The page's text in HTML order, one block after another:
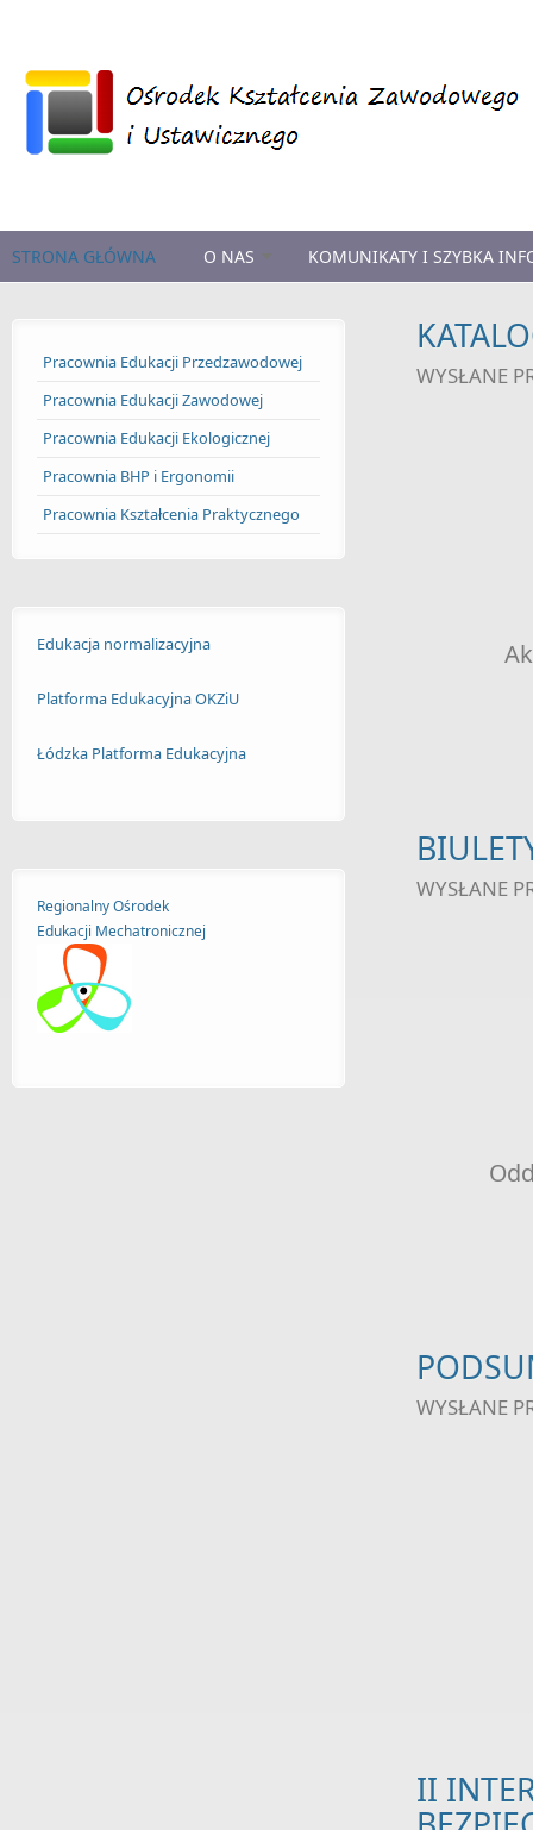
STRONA GŁÓWNA O NAS KOMUNIKATY I SZYBKA
Pracownia Edukacji Przedzawodowej
Pracownia Edukacji Zawodowej
Pracownia Edukacji Ekologicznej
Pracownia BHP i Ergonomii
Pracownia Kształcenia Praktycznego
Edukacja normalizacyjna
Platforma Edukacyjna OKZiU
Łódzka Platforma Edukacyjna
Regionalny Ośrodek
Edukacji Mechatronicznej
WYSŁANE
WYSŁANE
WYSŁANE
II